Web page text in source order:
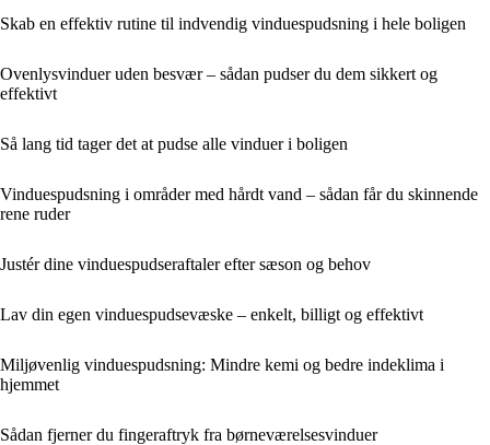
Skab en effektiv rutine til indvendig vinduespudsning i hele boligen
Ovenlysvinduer uden besvær – sådan pudser du dem sikkert og
effektivt
Så lang tid tager det at pudse alle vinduer i boligen
Vinduespudsning i områder med hårdt vand – sådan får du skinnende
rene ruder
Justér dine vinduespudseraftaler efter sæson og behov
Lav din egen vinduespudsevæske – enkelt, billigt og effektivt
Miljøvenlig vinduespudsning: Mindre kemi og bedre indeklima i
hjemmet
Sådan fjerner du fingeraftryk fra børneværelsesvinduer